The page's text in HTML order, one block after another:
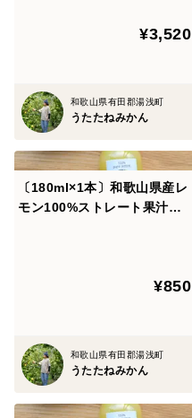
¥3,520
和歌山県有田郡湯浅町
うたたねみかん
〔180ml×1本〕和歌山県産レ
モン100%ストレート果汁◆
¥850
和歌山県有田郡湯浅町
うたたねみかん